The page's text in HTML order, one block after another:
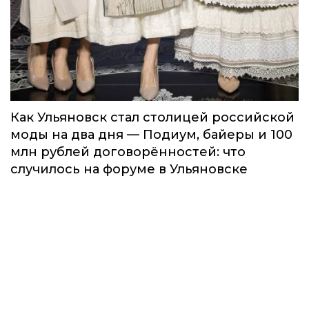
Как Ульяновск стал столицей российской
моды на два дня — Подиум, байеры и 100
млн рублей договорённостей: что
случилось на форуме в Ульяновске